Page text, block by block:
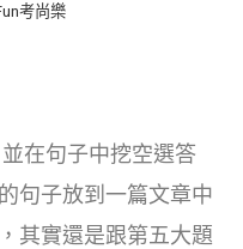
考尚樂
在句子中挖空選答
句子放到一篇文章中
其實還是跟第五大題